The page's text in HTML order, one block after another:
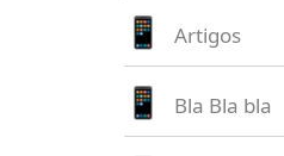
Artigos
Bla Bla bla